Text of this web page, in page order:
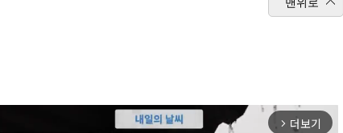
arrow_forward_ios 더보기